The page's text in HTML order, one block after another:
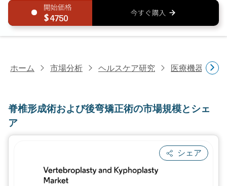
4750
ホーム 市場分析 ヘルスケア研究 医療機器研究
脊椎形成術および後弯矯正術の市場規模とシェ
ア
シェア